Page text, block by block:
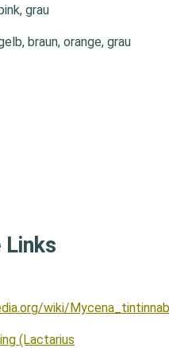
grau
braun, orange, grau
Links
wiki/
(Lactarius